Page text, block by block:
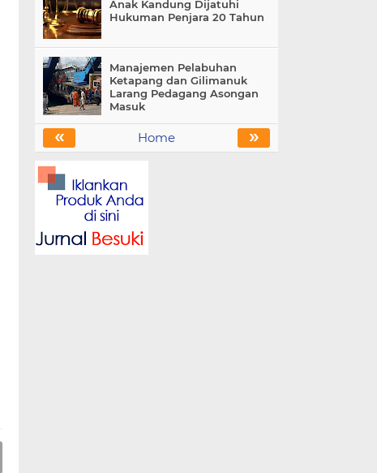
Anak Kandung Dijatuhi
Hukuman Penjara 20 Tahun
Manajemen Pelabuhan
Ketapang dan Gilimanuk
Larang Pedagang Asongan
Masuk
« »
Home